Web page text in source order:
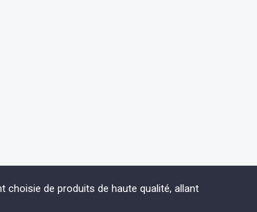
choisie de produits de haute qualité, allant